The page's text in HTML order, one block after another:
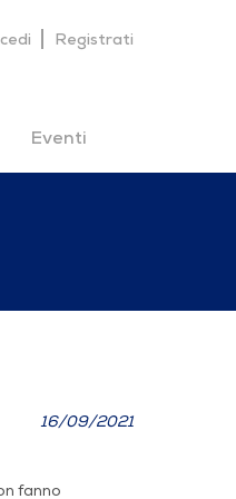
Registrati
Eventi
16/09/2021
fanno